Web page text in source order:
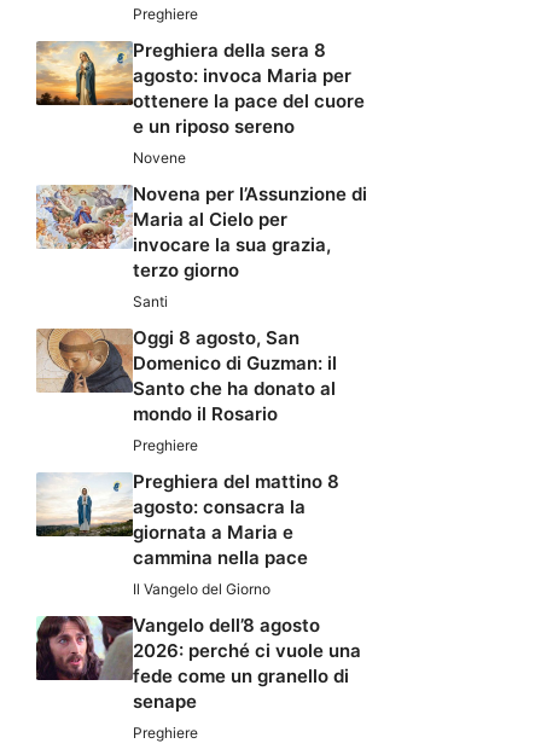
Preghiere
Preghiera della sera 8
agosto: invoca Maria per
ottenere la pace del cuore
e un riposo sereno
Novene
Novena per l’Assunzione di
Maria al Cielo per
invocare la sua grazia,
terzo giorno
Santi
Oggi 8 agosto, San
Domenico di Guzman: il
Santo che ha donato al
mondo il Rosario
Preghiere
Preghiera del mattino 8
agosto: consacra la
giornata a Maria e
cammina nella pace
Il Vangelo del Giorno
Vangelo dell’8 agosto
2026: perché ci vuole una
fede come un granello di
senape
Preghiere